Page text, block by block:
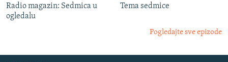
Radio magazin: Sedmica u
ogledalu
Tema sedmice
Pogledajte sve epizode